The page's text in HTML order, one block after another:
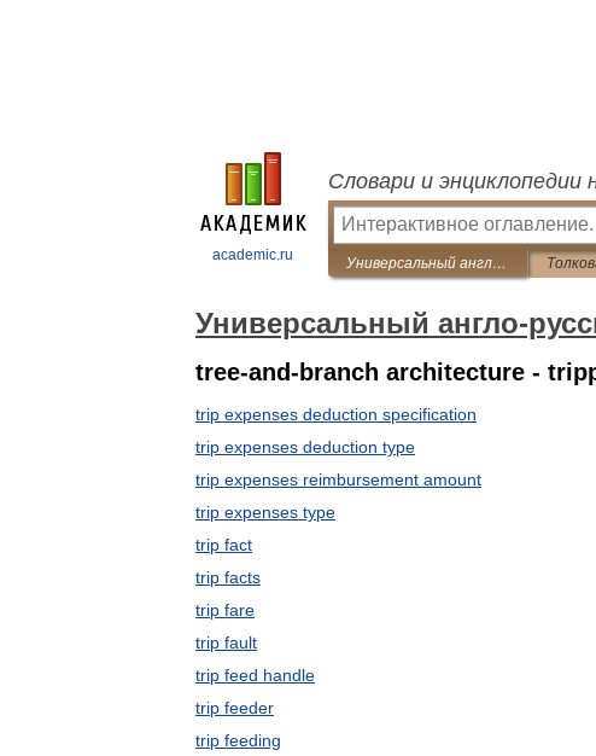
academic.ru
Словари и энциклопедии
Универсальный англо-русский словарь
Универсальный англо-
tree-and-branch architecture -
trip expenses deduction specification
trip expenses deduction type
trip expenses reimbursement amount
trip expenses type
trip fact
trip facts
trip fare
trip fault
trip feed handle
trip feeder
trip feeding